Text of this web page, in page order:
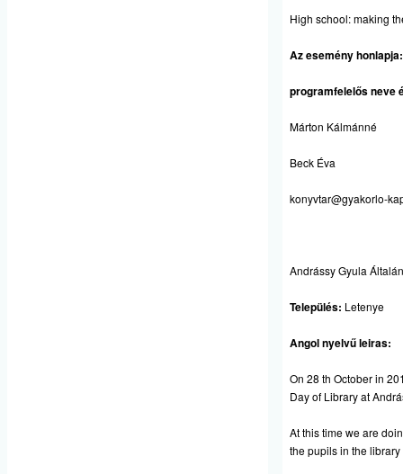
High school: making
Az esemény honlapja:
programfelelős neve
Márton Kálmánné
Beck Éva
konyvtar@gyakorlo-
Andrássy Gyula
Település: Letenye
Angol nyelvű leiras:
On 28 th October in
Day of Library at
At this time we are
the pupils in the